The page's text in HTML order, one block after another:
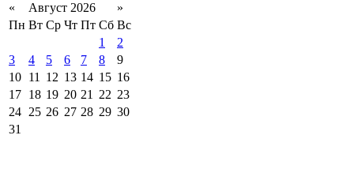
« Август 2026
»
Пн Вт Ср Чт Пт Сб Вс
1
2
3
4 5 6 7 8
9
10 11 12 13 14 15 16
17 18 19 20 21 22 23
24 25 26 27 28 29 30
31